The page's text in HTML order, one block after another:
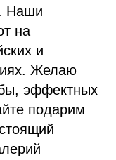
Наши
на
и
Желаю
эффектных
подарим